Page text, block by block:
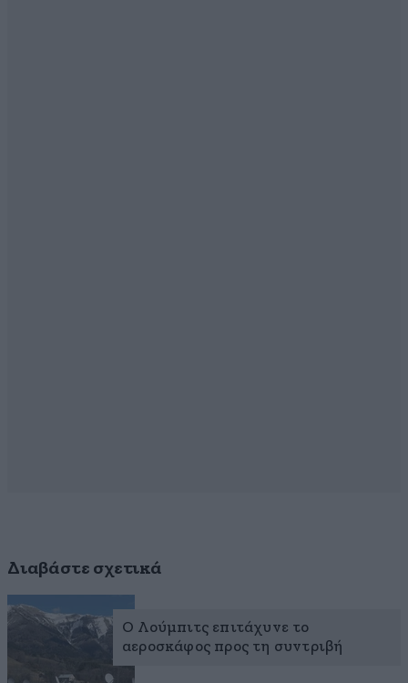
Διαβάστε σχετικά
Ο Λούμπιτς επιτάχυνε το
αεροσκάφος προς τη συντριβή